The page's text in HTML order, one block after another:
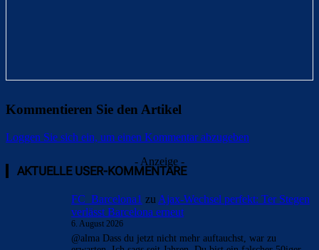
Kommentieren Sie den Artikel
Loggen Sie sich ein, um einen Kommentar abzugeben